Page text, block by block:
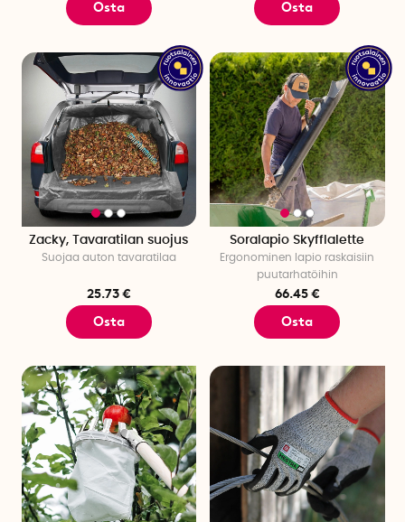
Osta Osta
Zacky, Tavaratilan suojus
Suojaa auton tavaratilaa
25.73 €
Osta
Soralapio Skyfflalette
Ergonominen lapio raskaisiin
puutarhatöihin
66.45 €
Osta